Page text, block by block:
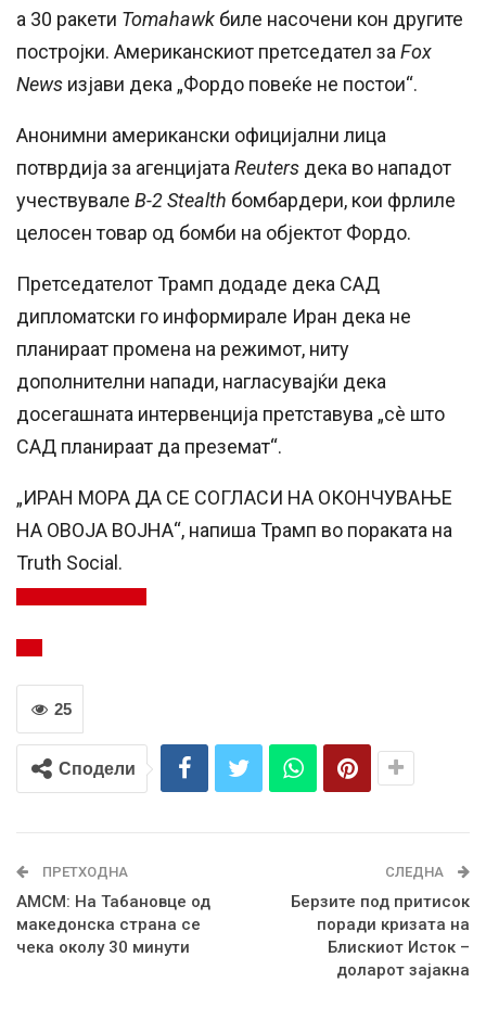
а 30 ракети Tomahawk биле насочени кон другите
постројки. Американскиот претседател за Fox
News изјави дека „Фордо повеќе не постои“.
Анонимни американски официјални лица
потврдија за агенцијата Reuters дека во нападот
учествувале B-2 Stealth бомбардери, кои фрлиле
целосен товар од бомби на објектот Фордо.
Претседателот Трамп додаде дека САД
дипломатски го информирале Иран дека не
планираат промена на режимот, ниту
дополнителни напади, нагласувајќи дека
досегашната интервенција претставува „сè што
САД планираат да преземат“.
„ИРАН МОРА ДА СЕ СОГЛАСИ НА ОКОНЧУВАЊЕ
НА ОВОЈА ВОЈНА“, напиша Трамп во пораката на
Truth Social.
25
Сподели
ПРЕТХОДНА
АМСМ: На Табановце од
македонска страна се
чека околу 30 минути
СЛЕДНА
Берзите под притисок
поради кризата на
Блискиот Исток –
доларот зајакна